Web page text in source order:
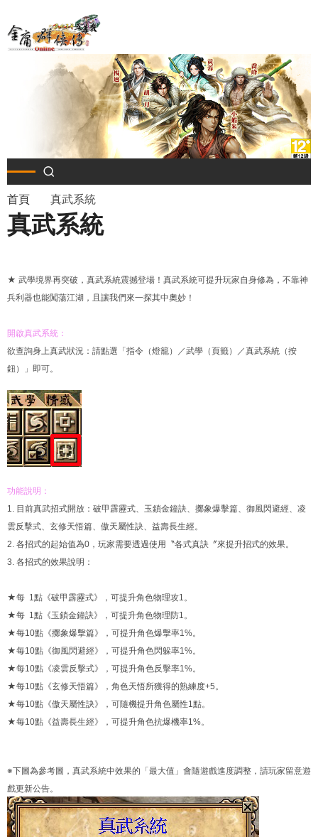
至
導
航
結
首頁 真武系統
真武系統
★ 武學境界再突破，真武系統震撼登場！真武系統可提升玩家自身修為，不靠神
兵利器也能闖蕩江湖，且讓我們來一探其中奧妙！
開啟真武系統：
欲查詢身上真武狀況：請點選「指令（燈籠）／武學（頁籤）／真武系統（按
鈕）」即可。
功能說明：
1. 目前真武招式開放：破甲霹靂式、玉鎖金鐘訣、擲象爆擊篇、御風閃避經、凌
雲反擊式、玄修天悟篇、傲天屬性訣、益壽長生經。
2. 各招式的起始值為0，玩家需要透過使用〝各式真訣〞來提升招式的效果。
3. 各招式的效果說明：
★每 1點《破甲霹靂式》，可提升角色物理攻1。
★每 1點《玉鎖金鐘訣》，可提升角色物理防1。
★每10點《擲象爆擊篇》，可提升角色爆擊率1%。
★每10點《御風閃避經》，可提升角色閃躲率1%。
★每10點《凌雲反擊式》，可提升角色反擊率1%。
★每10點《玄修天悟篇》，角色天悟所獲得的熟練度+5。
★每10點《傲天屬性訣》，可隨機提升角色屬性1點。
★每10點《益壽長生經》，可提升角色抗爆機率1%。
※下圖為參考圖，真武系統中效果的「最大值」會隨遊戲進度調整，請玩家留意遊
戲更新公告。